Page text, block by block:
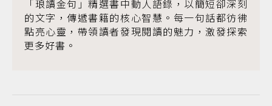
「琅讀金句」精選書中動人語錄，以簡短卻深刻
的文字，傳遞書籍的核心智慧。每一句話都彷彿
點亮心靈，帶領讀者發現閱讀的魅力，激發探索
更多好書。